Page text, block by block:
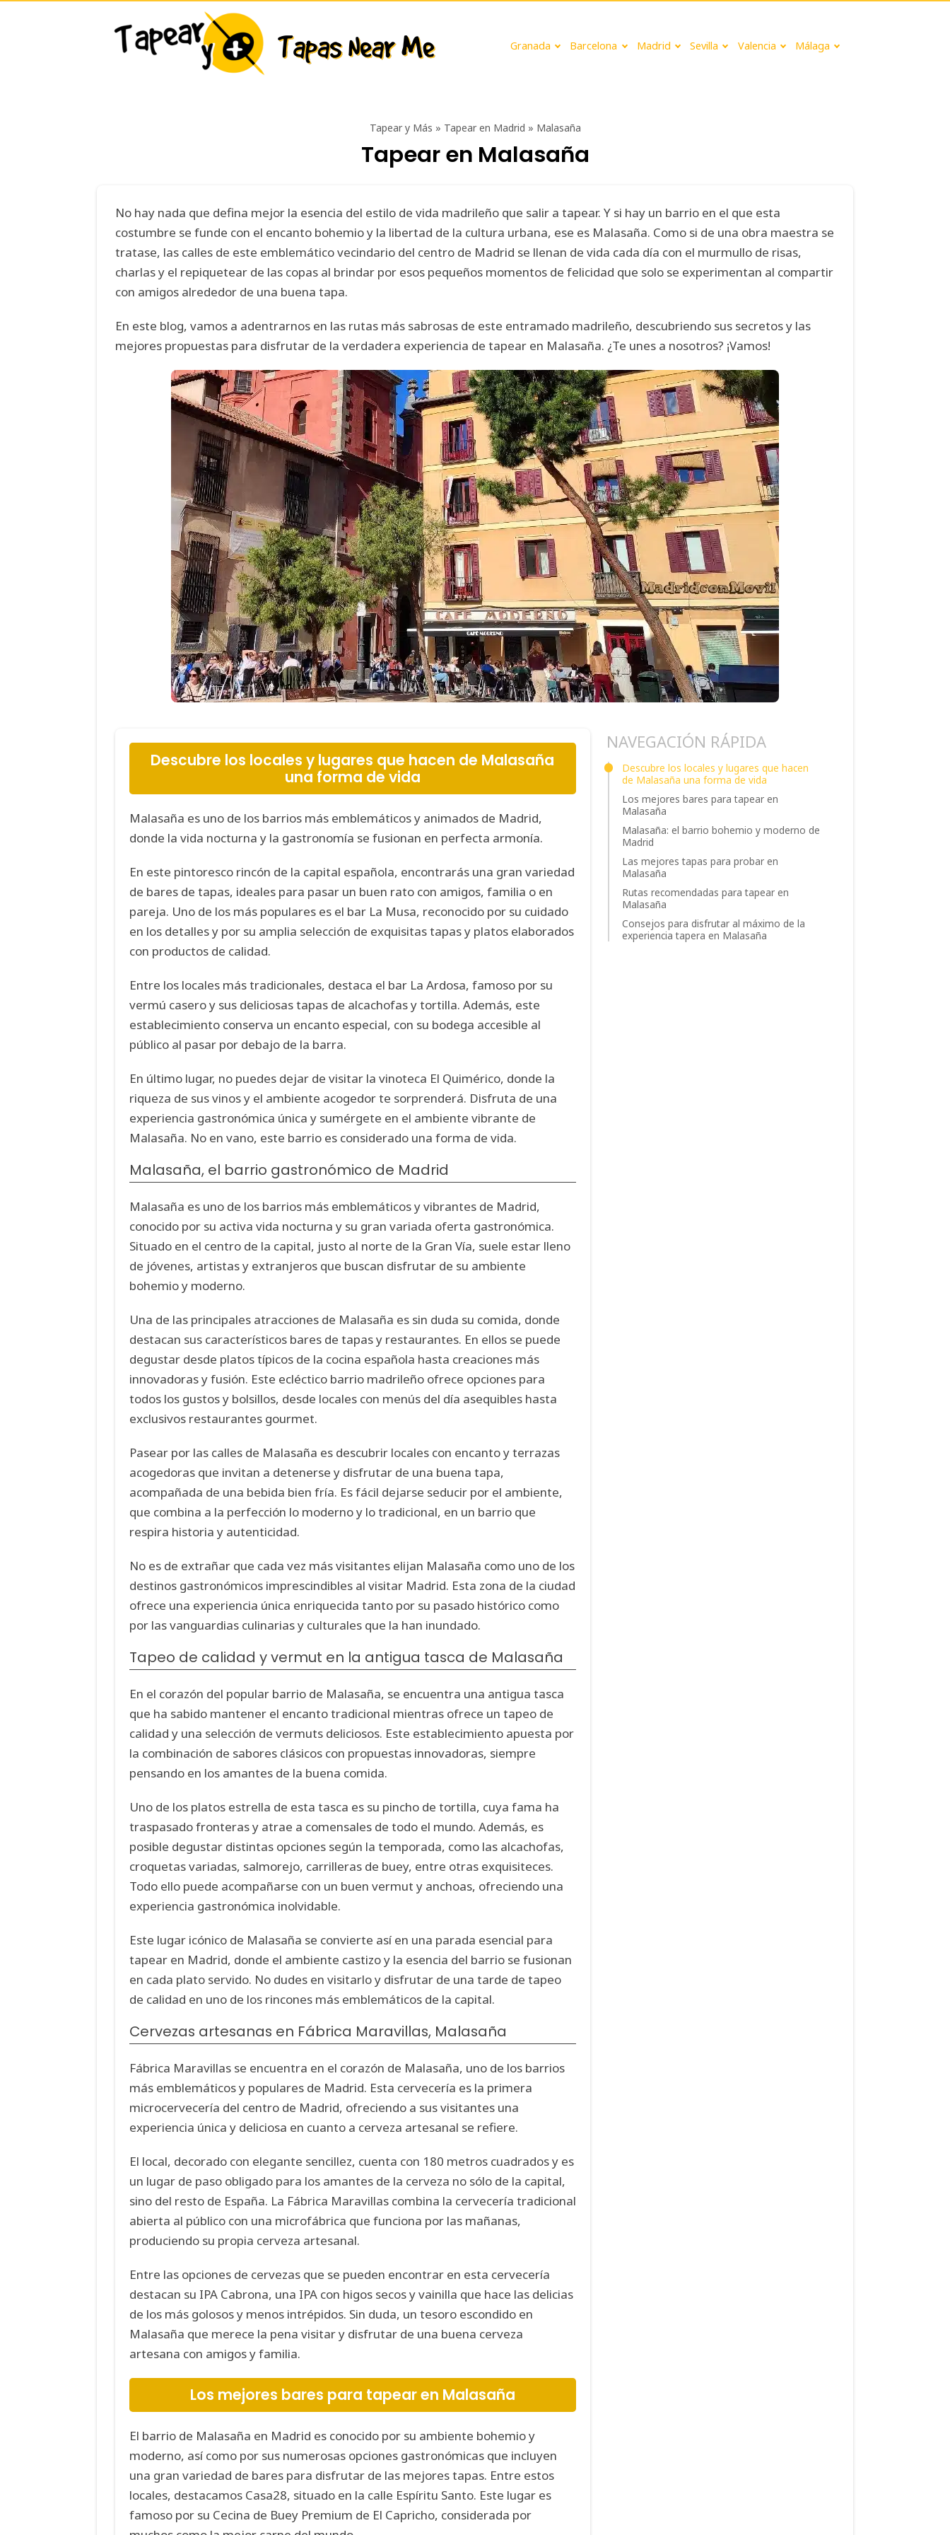
Granada Barcelona Madrid Sevilla Valencia Málaga
Tapear y Más » Tapear en Madrid » Malasaña
Tapear en Malasaña
No hay nada que defina mejor la esencia del estilo de vida madrileño que salir a tapear. Y si hay un barrio en el que esta
costumbre se funde con el encanto bohemio y la libertad de la cultura urbana, ese es Malasaña. Como si de una obra maestra se
tratase, las calles de este emblemático vecindario del centro de Madrid se llenan de vida cada día con el murmullo de risas,
charlas y el repiquetear de las copas al brindar por esos pequeños momentos de felicidad que solo se experimentan al compartir
con amigos alrededor de una buena tapa.
En este blog, vamos a adentrarnos en las rutas más sabrosas de este entramado madrileño, descubriendo sus secretos y las
mejores propuestas para disfrutar de la verdadera experiencia de tapear en Malasaña. ¿Te unes a nosotros? ¡Vamos!
NAVEGACIÓN RÁPIDA
Descubre los locales y lugares que hacen
de Malasaña una forma de vida
Los mejores bares para tapear en
Malasaña
Malasaña: el barrio bohemio y moderno de
Madrid
Las mejores tapas para probar en
Malasaña
Rutas recomendadas para tapear en
Malasaña
Consejos para disfrutar al máximo de la
experiencia tapera en Malasaña
Descubre los locales y lugares que hacen de Malasaña
una forma de vida
Malasaña es uno de los barrios más emblemáticos y animados de Madrid,
donde la vida nocturna y la gastronomía se fusionan en perfecta armonía.
En este pintoresco rincón de la capital española, encontrarás una gran variedad
de bares de tapas, ideales para pasar un buen rato con amigos, familia o en
pareja. Uno de los más populares es el bar La Musa, reconocido por su cuidado
en los detalles y por su amplia selección de exquisitas tapas y platos elaborados
con productos de calidad.
Entre los locales más tradicionales, destaca el bar La Ardosa, famoso por su
vermú casero y sus deliciosas tapas de alcachofas y tortilla. Además, este
establecimiento conserva un encanto especial, con su bodega accesible al
público al pasar por debajo de la barra.
En último lugar, no puedes dejar de visitar la vinoteca El Quimérico, donde la
riqueza de sus vinos y el ambiente acogedor te sorprenderá. Disfruta de una
experiencia gastronómica única y sumérgete en el ambiente vibrante de
Malasaña. No en vano, este barrio es considerado una forma de vida.
Malasaña, el barrio gastronómico de Madrid
Malasaña es uno de los barrios más emblemáticos y vibrantes de Madrid,
conocido por su activa vida nocturna y su gran variada oferta gastronómica.
Situado en el centro de la capital, justo al norte de la Gran Vía, suele estar lleno
de jóvenes, artistas y extranjeros que buscan disfrutar de su ambiente
bohemio y moderno.
Una de las principales atracciones de Malasaña es sin duda su comida, donde
destacan sus característicos bares de tapas y restaurantes. En ellos se puede
degustar desde platos típicos de la cocina española hasta creaciones más
innovadoras y fusión. Este ecléctico barrio madrileño ofrece opciones para
todos los gustos y bolsillos, desde locales con menús del día asequibles hasta
exclusivos restaurantes gourmet.
Pasear por las calles de Malasaña es descubrir locales con encanto y terrazas
acogedoras que invitan a detenerse y disfrutar de una buena tapa,
acompañada de una bebida bien fría. Es fácil dejarse seducir por el ambiente,
que combina a la perfección lo moderno y lo tradicional, en un barrio que
respira historia y autenticidad.
No es de extrañar que cada vez más visitantes elijan Malasaña como uno de los
destinos gastronómicos imprescindibles al visitar Madrid. Esta zona de la ciudad
ofrece una experiencia única enriquecida tanto por su pasado histórico como
por las vanguardias culinarias y culturales que la han inundado.
Tapeo de calidad y vermut en la antigua tasca de Malasaña
En el corazón del popular barrio de Malasaña, se encuentra una antigua tasca
que ha sabido mantener el encanto tradicional mientras ofrece un tapeo de
calidad y una selección de vermuts deliciosos. Este establecimiento apuesta por
la combinación de sabores clásicos con propuestas innovadoras, siempre
pensando en los amantes de la buena comida.
Uno de los platos estrella de esta tasca es su pincho de tortilla, cuya fama ha
traspasado fronteras y atrae a comensales de todo el mundo. Además, es
posible degustar distintas opciones según la temporada, como las alcachofas,
croquetas variadas, salmorejo, carrilleras de buey, entre otras exquisiteces.
Todo ello puede acompañarse con un buen vermut y anchoas, ofreciendo una
experiencia gastronómica inolvidable.
Este lugar icónico de Malasaña se convierte así en una parada esencial para
tapear en Madrid, donde el ambiente castizo y la esencia del barrio se fusionan
en cada plato servido. No dudes en visitarlo y disfrutar de una tarde de tapeo
de calidad en uno de los rincones más emblemáticos de la capital.
Cervezas artesanas en Fábrica Maravillas, Malasaña
Fábrica Maravillas se encuentra en el corazón de Malasaña, uno de los barrios
más emblemáticos y populares de Madrid. Esta cervecería es la primera
microcervecería del centro de Madrid, ofreciendo a sus visitantes una
experiencia única y deliciosa en cuanto a cerveza artesanal se refiere.
El local, decorado con elegante sencillez, cuenta con 180 metros cuadrados y es
un lugar de paso obligado para los amantes de la cerveza no sólo de la capital,
sino del resto de España. La Fábrica Maravillas combina la cervecería tradicional
abierta al público con una microfábrica que funciona por las mañanas,
produciendo su propia cerveza artesanal.
Entre las opciones de cervezas que se pueden encontrar en esta cervecería
destacan su IPA Cabrona, una IPA con higos secos y vainilla que hace las delicias
de los más golosos y menos intrépidos. Sin duda, un tesoro escondido en
Malasaña que merece la pena visitar y disfrutar de una buena cerveza
artesana con amigos y familia.
Los mejores bares para tapear en Malasaña
El barrio de Malasaña en Madrid es conocido por su ambiente bohemio y
moderno, así como por sus numerosas opciones gastronómicas que incluyen
una gran variedad de bares para disfrutar de las mejores tapas. Entre estos
locales, destacamos Casa28, situado en la calle Espíritu Santo. Este lugar es
famoso por su Cecina de Buey Premium de El Capricho, considerada por